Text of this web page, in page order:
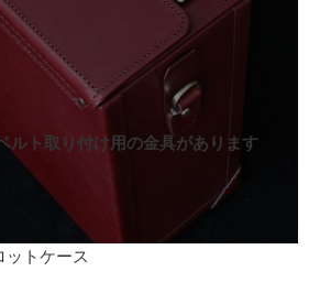
ルト取り付け用の金具があります
ットケース